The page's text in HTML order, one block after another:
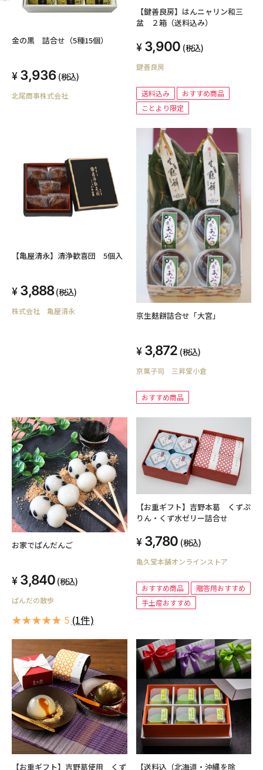
金の黒 詰合せ（5種15個）
3,936 (税込)
北尾商事株式会社
【鍵善良房】はんニャリン和三
盆 ２箱（送料込み）
3,900 (税込)
鍵善良房
送料込み
おすすめ商品
ことより限定
【亀屋清永】清浄歓喜団 5個入
3,888 (税込)
株式会社 亀屋清永 京生麸餅詰合せ「大宮」
3,872 (税込)
京菓子司 三昇堂小倉
おすすめ商品
お家でぱんだんご
3,840 (税込)
ぱんだの散歩
★★★★★ 5 (1件)
【お重ギフト】吉野本葛 くずぷ
りん・くず水ゼリー詰合せ
3,780 (税込)
亀久堂本舗オンラインストア
おすすめ商品
贈答用おすすめ
手土産おすすめ
【お重ギフト】吉野葛使用 くず 【送料込（北海道・沖縄を除